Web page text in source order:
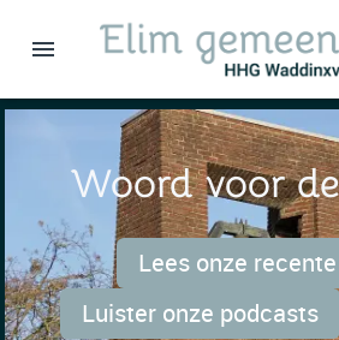
Woord voor
Lees onze
Luister onze podcasts